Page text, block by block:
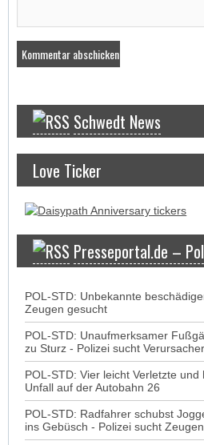
Schwedt News
Love Ticker
Presseportal.de –
POL-STD: Unbekannte
Zeugen gesucht
POL-STD: Unaufmerksamer
zu Sturz - Polizei sucht
POL-STD: Vier leicht Verletzte
Unfall auf der Autobahn 26
POL-STD: Radfahrer schubst
ins Gebüsch - Polizei sucht Zeugen